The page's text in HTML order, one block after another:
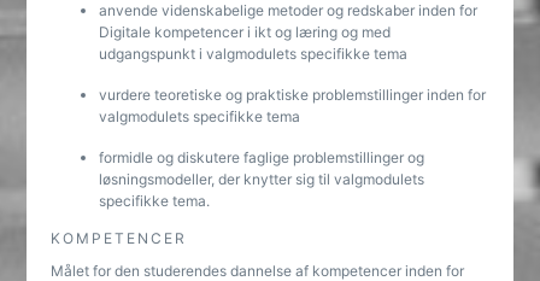
anvende videnskabelige metoder og redskaber inden for
Digitale kompetencer i ikt og læring og med
udgangspunkt i valgmodulets specifikke tema
vurdere teoretiske og praktiske problemstillinger inden for
valgmodulets specifikke tema
formidle og diskutere faglige problemstillinger og
løsningsmodeller, der knytter sig til valgmodulets
specifikke tema.
KOMPETENCER
Målet for den studerendes dannelse af kompetencer inden for